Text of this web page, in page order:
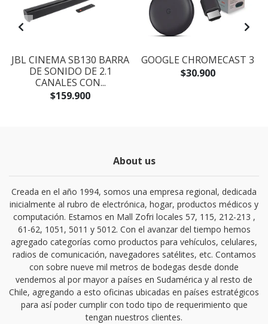
JBL CINEMA SB130 BARRA
DE SONIDO DE 2.1
CANALES CON...
$159.900
GOOGLE CHROMECAST 3
$30.900
About us
Creada en el año 1994, somos una empresa regional, dedicada
inicialmente al rubro de electrónica, hogar, productos médicos y
computación. Estamos en Mall Zofri locales 57, 115, 212-213 ,
61-62, 1051, 5011 y 5012. Con el avanzar del tiempo hemos
agregado categorías como productos para vehículos, celulares,
radios de comunicación, navegadores satélites, etc. Contamos
con sobre nueve mil metros de bodegas desde donde
vendemos al por mayor a países en Sudamérica y al resto de
Chile, agregando a esto oficinas ubicadas en países estratégicos
para así poder cumplir con todo tipo de requerimiento que
tengan nuestros clientes.